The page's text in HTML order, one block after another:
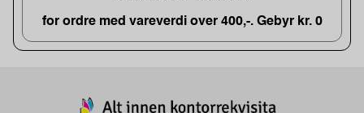
for ordre med vareverdi over 400,-. Gebyr kr. 0